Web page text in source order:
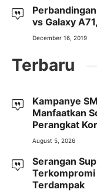
vs Galaxy
December 16, 2019
Terbaru
Kampanye
Manfaatkan
Perangkat
August 5, 2026
Serangan
Terkompromi
Terdampak